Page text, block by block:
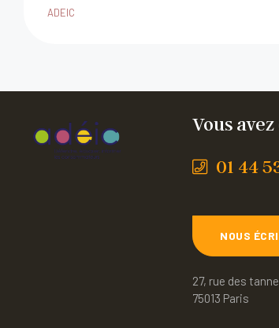
ADEIC
Vous
01 44
NOUS
27, rue des
75013 Paris